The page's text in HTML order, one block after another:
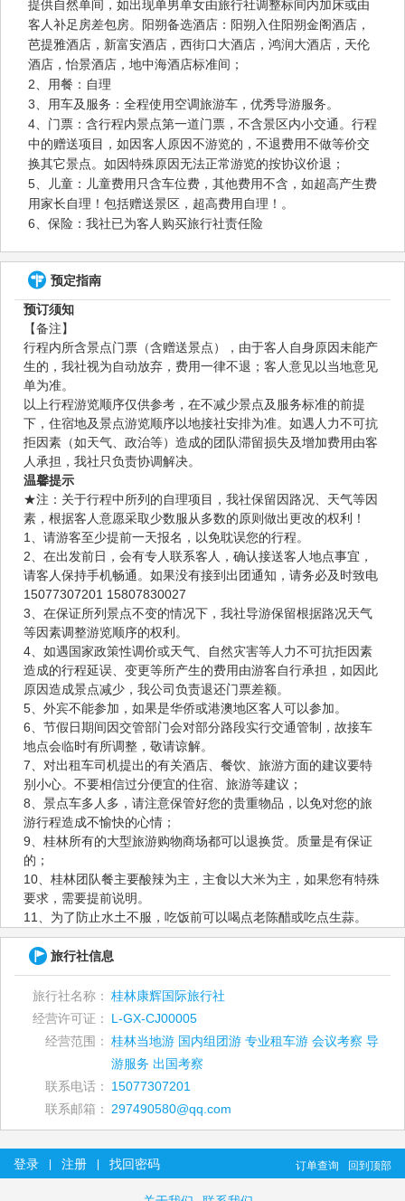
提供自然单间，如出现单男单女由旅行社调整标间内加床或由
客人补足房差包房。阳朔备选酒店：阳朔入住阳朔金阁酒店，
芭提雅酒店，新富安酒店，西街口大酒店，鸿润大酒店，天伦
酒店，怡景酒店，地中海酒店标准间；
2、用餐：自理
3、用车及服务：全程使用空调旅游车，优秀导游服务。
4、门票：含行程内景点第一道门票，不含景区内小交通。行程
中的赠送项目，如因客人原因不游览的，不退费用不做等价交
换其它景点。如因特殊原因无法正常游览的按协议价退；
5、儿童：儿童费用只含车位费，其他费用不含，如超高产生费
用家长自理！包括赠送景区，超高费用自理！。
6、保险：我社已为客人购买旅行社责任险
预定指南
预订须知
【备注】
行程内所含景点门票（含赠送景点），由于客人自身原因未能产
生的，我社视为自动放弃，费用一律不退；客人意见以当地意见
单为准。
以上行程游览顺序仅供参考，在不减少景点及服务标准的前提
下，住宿地及景点游览顺序以地接社安排为准。如遇人力不可抗
拒因素（如天气、政治等）造成的团队滞留损失及增加费用由客
人承担，我社只负责协调解决。
温馨提示
★注：关于行程中所列的自理项目，我社保留因路况、天气等因
素，根据客人意愿采取少数服从多数的原则做出更改的权利！
1、请游客至少提前一天报名，以免耽误您的行程。
2、在出发前日，会有专人联系客人，确认接送客人地点事宜，
请客人保持手机畅通。如果没有接到出团通知，请务必及时致电
15077307201 15807830027
3、在保证所列景点不变的情况下，我社导游保留根据路况天气
等因素调整游览顺序的权利。
4、如遇国家政策性调价或天气、自然灾害等人力不可抗拒因素
造成的行程延误、变更等所产生的费用由游客自行承担，如因此
原因造成景点减少，我公司负责退还门票差额。
5、外宾不能参加，如果是华侨或港澳地区客人可以参加。
6、节假日期间因交管部门会对部分路段实行交通管制，故接车
地点会临时有所调整，敬请谅解。
7、对出租车司机提出的有关酒店、餐饮、旅游方面的建议要特
别小心。不要相信过分便宜的住宿、旅游等建议；
8、景点车多人多，请注意保管好您的贵重物品，以免对您的旅
游行程造成不愉快的心情；
9、桂林所有的大型旅游购物商场都可以退换货。质量是有保证
的；
10、桂林团队餐主要酸辣为主，主食以大米为主，如果您有特殊
要求，需要提前说明。
11、为了防止水土不服，吃饭前可以喝点老陈醋或吃点生蒜。
旅行社信息
旅行社名称： 桂林康辉国际旅行社
经营许可证：
L-GX-CJ00005
经营范围： 桂林当地游 国内组团游 专业租车游 会议考察 导
游服务 出国考察
联系电话：
15077307201
联系邮箱：
297490580@qq.com
登录 注册 找回密码 回到顶部
订单查询